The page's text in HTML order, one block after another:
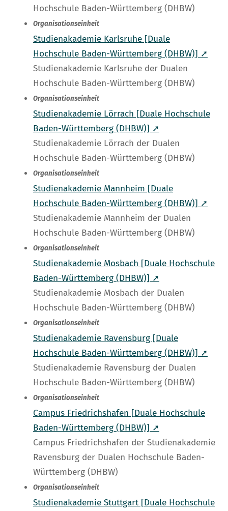
Hochschule Baden-Württemberg (DHBW)
Organisationseinheit
Studienakademie Karlsruhe [Duale
Hochschule Baden-Württemberg (DHBW)] ➚
Studienakademie Karlsruhe der Dualen
Hochschule Baden-Württemberg (DHBW)
Organisationseinheit
Studienakademie Lörrach [Duale Hochschule
Baden-Württemberg (DHBW)] ➚
Studienakademie Lörrach der Dualen
Hochschule Baden-Württemberg (DHBW)
Organisationseinheit
Studienakademie Mannheim [Duale
Hochschule Baden-Württemberg (DHBW)] ➚
Studienakademie Mannheim der Dualen
Hochschule Baden-Württemberg (DHBW)
Organisationseinheit
Studienakademie Mosbach [Duale Hochschule
Baden-Württemberg (DHBW)] ➚
Studienakademie Mosbach der Dualen
Hochschule Baden-Württemberg (DHBW)
Organisationseinheit
Studienakademie Ravensburg [Duale
Hochschule Baden-Württemberg (DHBW)] ➚
Studienakademie Ravensburg der Dualen
Hochschule Baden-Württemberg (DHBW)
Organisationseinheit
Campus Friedrichshafen [Duale Hochschule
Baden-Württemberg (DHBW)] ➚
Campus Friedrichshafen der Studienakademie
Ravensburg der Dualen Hochschule Baden-
Württemberg (DHBW)
Organisationseinheit
Studienakademie Stuttgart [Duale Hochschule